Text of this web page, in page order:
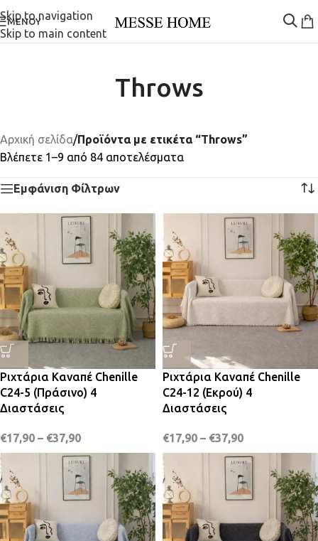
Skip to navigation
Skip to main content
ΜΕΝΟΎ
Throws
Αρχική σελίδα/Προϊόντα με ετικέτα “Throws”
Βλέπετε 1–9 από 84 αποτελέσματα
Εμφάνιση Φίλτρων
Ριχτάρια Καναπέ Chenille
C24-5 (Πράσινο) 4
Διαστάσεις
€17,90 – €37,90
Ριχτάρια Καναπέ Chenille
C24-12 (Εκρού) 4
Διαστάσεις
€17,90 – €37,90